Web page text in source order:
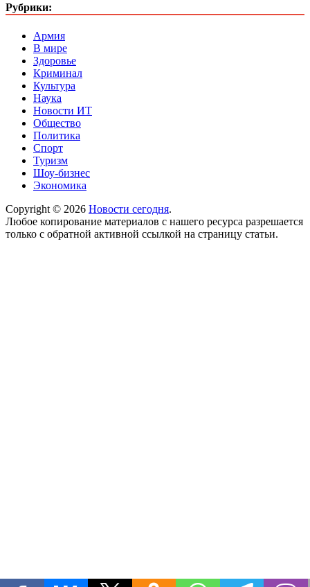
Рубрики:
Армия
В мире
Здоровье
Криминал
Культура
Наука
Новости ИТ
Общество
Политика
Спорт
Туризм
Шоу-бизнес
Экономика
Copyright © 2026 Новости сегодня.
Любое копирование материалов с нашего ресурса разрешается
только с обратной активной ссылкой на страницу статьи.